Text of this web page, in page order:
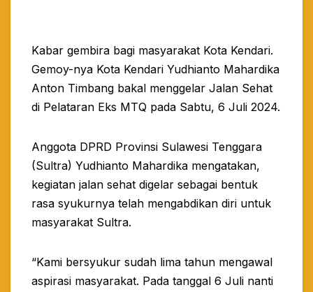
Kabar gembira bagi masyarakat Kota Kendari.
Gemoy-nya Kota Kendari Yudhianto Mahardika
Anton Timbang bakal menggelar Jalan Sehat
di Pelataran Eks MTQ pada Sabtu, 6 Juli 2024.
Anggota DPRD Provinsi Sulawesi Tenggara
(Sultra) Yudhianto Mahardika mengatakan,
kegiatan jalan sehat digelar sebagai bentuk
rasa syukurnya telah mengabdikan diri untuk
masyarakat Sultra.
“Kami bersyukur sudah lima tahun mengawal
aspirasi masyarakat. Pada tanggal 6 Juli nanti